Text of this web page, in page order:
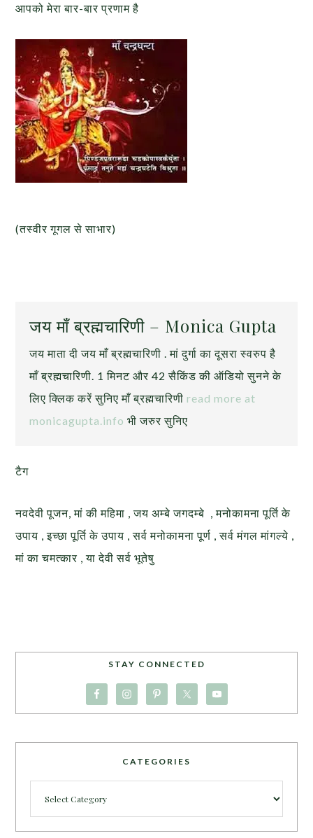
आपको मेरा बार-बार प्रणाम है
(तस्वीर गूगल से साभार)
जय माँ ब्रह्मचारिणी – Monica Gupta
जय माता दी जय माँ ब्रह्मचारिणी . मां दुर्गा का दूसरा स्वरुप है
माँ ब्रह्मचारिणी. 1 मिनट और 42 सैकिंड की ऑडियो सुनने के
लिए क्लिक करें सुनिए माँ ब्रह्मचारिणी read more at
monicagupta.info भी जरुर सुनिए
टैग
नवदेवी पूजन, मां की महिमा , जय अम्बे जगदम्बे , मनोकामना पूर्ति के
उपाय , इच्छा पूर्ति के उपाय , सर्व मनोकामना पूर्ण , सर्व मंगल मांगल्ये ,
मां का चमत्कार , या देवी सर्व भूतेषु
STAY CONNECTED
CATEGORIES